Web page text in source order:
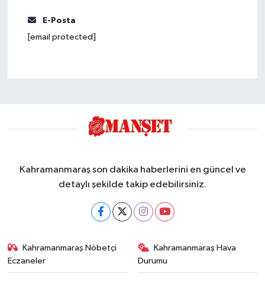
E-Posta
[email protected]
Kahramanmaraş son dakika haberlerini en güncel ve
detaylı şekilde takip edebilirsiniz.
Kahramanmaraş Nöbetçi
Eczaneler
Kahramanmaraş Hava
Durumu